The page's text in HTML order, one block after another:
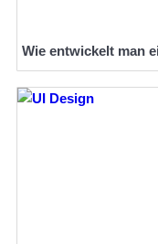
Wie entwickelt man